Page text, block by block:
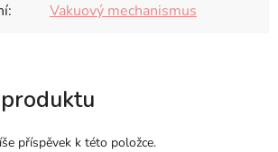
: Vakuový mechanismus
příspěvek k této položce.